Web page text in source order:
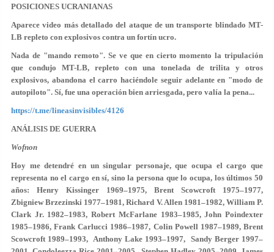
POSICIONES UCRANIANAS
Aparece video más detallado del ataque de un transporte blindado MT-
LB repleto con explosivos contra un fortín ucro.
Nada de "mando remoto". Se ve que en cierto momento la tripulación
que condujo MT-LB, repleto con una tonelada de trilita y otros
explosivos, abandona el carro haciéndole seguir adelante en "modo de
autopiloto". Sí, fue una operación bien arriesgada, pero valía la pena...
https://t.me/lineasinvisibles/4126
ANÁLISIS DE GUERRA
Wofnon
Hoy me detendré en un singular personaje, que ocupa el cargo que
representa no el cargo en sí, sino la persona que lo ocupa, los últimos 50
años: Henry Kissinger 1969–1975, Brent Scowcroft 1975–1977,
Zbigniew Brzezinski 1977–1981, Richard V. Allen 1981–1982, William P.
Clark Jr. 1982–1983, Robert McFarlane 1983–1985, John Poindexter
1985–1986, Frank Carlucci 1986–1987, Colin Powell 1987–1989, Brent
Scowcroft 1989–1993, Anthony Lake 1993–1997, Sandy Berger 1997–